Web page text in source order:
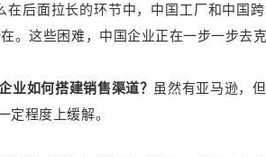
后面拉长的环节中，中国工厂和中国
。这些困难，中国企业正在一步一步去克
业如何搭建销售渠道？ 虽然有亚马逊，
定程度上缓解。